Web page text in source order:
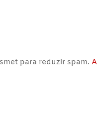
para reduzir spam.